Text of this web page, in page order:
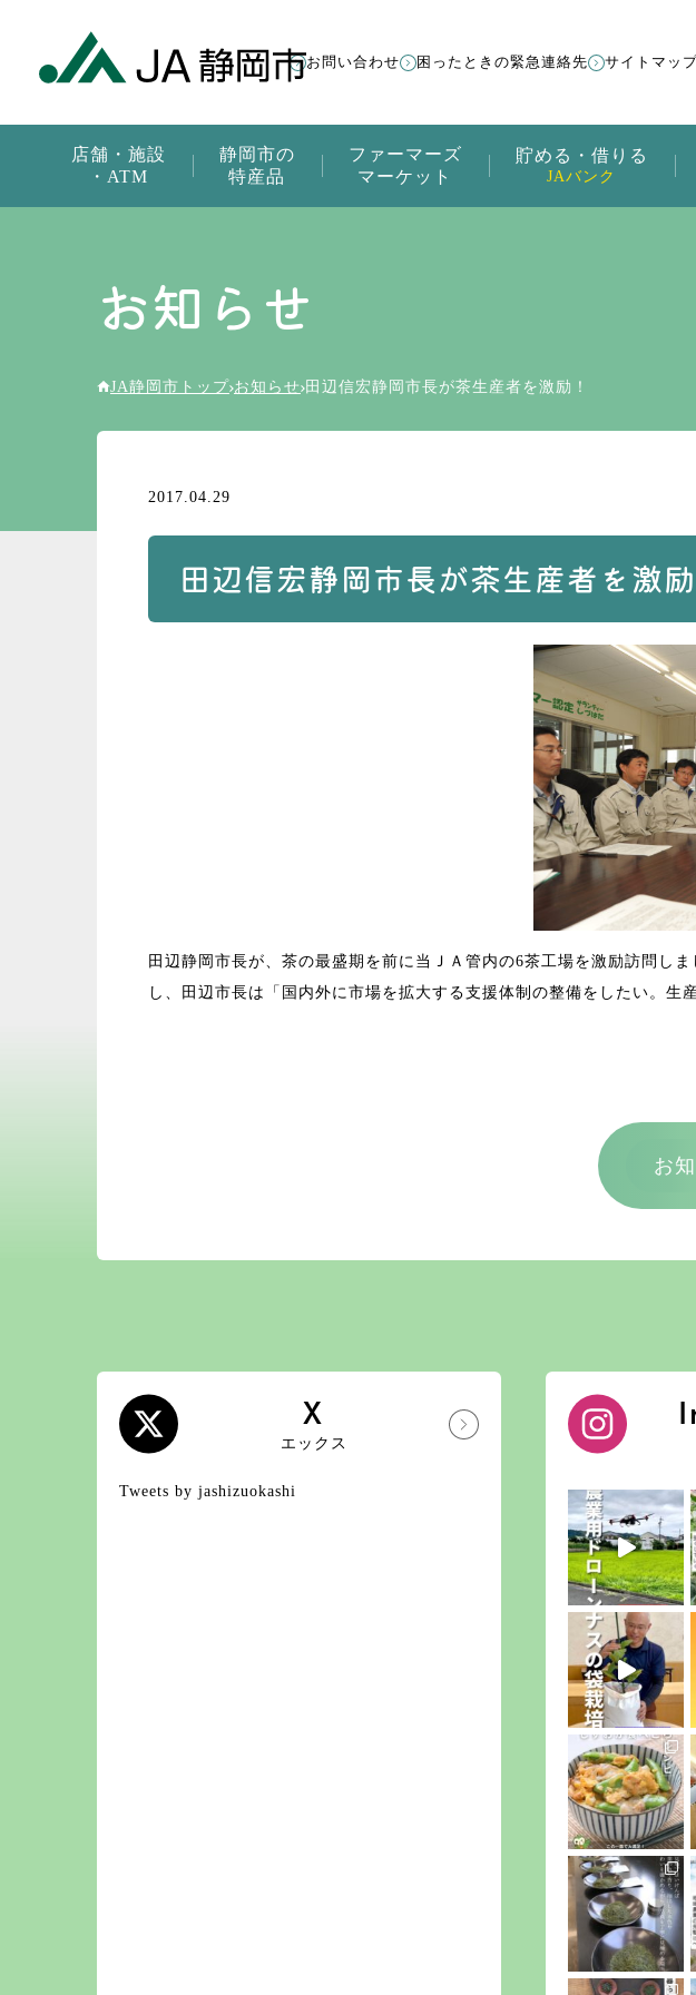
店舗・施設
・ATM
静岡市の
特産品
ファーマーズ
マーケット
貯める・借りる
JAバンク
お問い合わせ 困ったときの緊急連絡先 サイトマッ
お知らせ
JA静岡市トップ お知らせ 田辺信宏静岡市長が茶生産者を激励！
2017.04.29
田辺信宏静岡市長が茶生産者を激励
田辺静岡市長が、茶の最盛期を前に当ＪＡ管内の6茶工場を激励訪問し
し、田辺市長は「国内外に市場を拡大する支援体制の整備をしたい。生
お
X
エックス
Tweets by jashizuokashi